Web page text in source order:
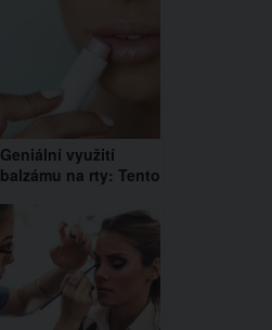
Geniální využití
balzámu na rty: Tento
nepaří jenom na ústa